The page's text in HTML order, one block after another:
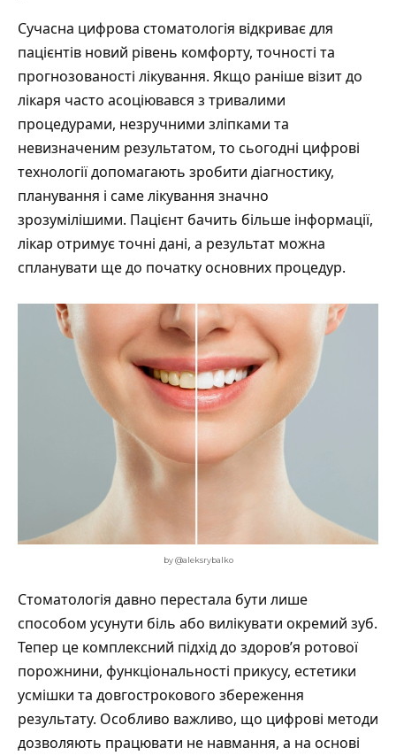
Сучасна цифрова стоматологія відкриває для
пацієнтів новий рівень комфорту, точності та
прогнозованості лікування. Якщо раніше візит до
лікаря часто асоціювався з тривалими
процедурами, незручними зліпками та
невизначеним результатом, то сьогодні цифрові
технології допомагають зробити діагностику,
планування і саме лікування значно
зрозумілішими. Пацієнт бачить більше інформації,
лікар отримує точні дані, а результат можна
спланувати ще до початку основних процедур.
by @aleksrybalko
Стоматологія давно перестала бути лише
способом усунути біль або вилікувати окремий зуб.
Тепер це комплексний підхід до здоров’я ротової
порожнини, функціональності прикусу, естетики
усмішки та довгострокового збереження
результату. Особливо важливо, що цифрові методи
дозволяють працювати не навмання, а на основі